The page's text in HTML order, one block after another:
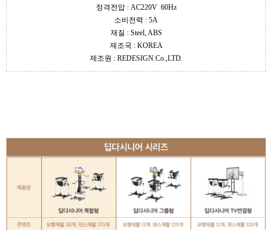
정격전압 : AC220V 60Hz
소비전력 : 5A
재질 : Steel, ABS
제조국 : KOREA
제조원 : REDESIGN.Co.,LTD.